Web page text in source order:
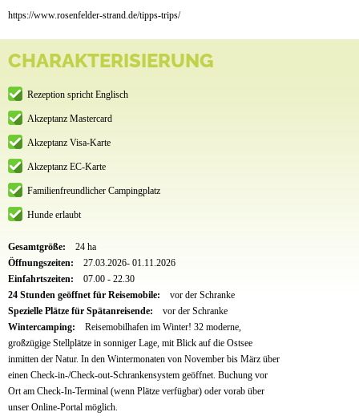
https://www.rosenfelder-strand.de/tipps-trips/
CHARAKTERISIERUNG
Rezeption spricht Englisch
Akzeptanz Mastercard
Akzeptanz Visa-Karte
Akzeptanz EC-Karte
Familienfreundlicher Campingplatz
Hunde erlaubt
Gesamtgröße:
24 ha
Öffnungszeiten:
27.03.2026- 01.11.2026
Einfahrtszeiten:
07.00 - 22.30
24 Stunden geöffnet für Reisemobile:
vor der Schranke
Spezielle Plätze für Spätanreisende:
vor der Schranke
Wintercamping:
Reisemobilhafen im Winter! 32 moderne,
großzügige Stellplätze in sonniger Lage, mit Blick auf die Ostsee
inmitten der Natur. In den Wintermonaten von November bis März über
einen Check-in-/Check-out-Schrankensystem geöffnet. Buchung vor
Ort am Check-In-Terminal (wenn Plätze verfügbar) oder vorab über
unser Online-Portal möglich.